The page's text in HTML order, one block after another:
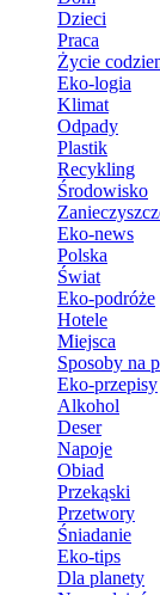
Dzieci
Praca
Życie
Eko-logia
Klimat
Odpady
Plastik
Recykling
Środowisko
Eko-news
Polska
Świat
Eko-podróże
Hotele
Miejsca
Sposoby na
Eko-przepisy
Alkohol
Deser
Napoje
Obiad
Przekąski
Przetwory
Śniadanie
Eko-tips
Dla planety